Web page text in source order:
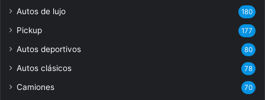
Autos de lujo 180
Pickup 177
Autos deportivos 80
Autos clásicos 78
Camiones 70